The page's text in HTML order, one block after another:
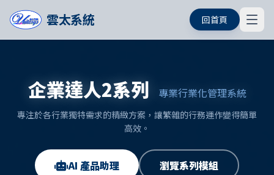
雲太系統 回首頁
企業達人2系列 專業行業化管理系統
專注於各行業獨特需求的精緻方案，讓繁雜的行務運作變得簡單
高效。
AI 產品助理 瀏覽系列模組